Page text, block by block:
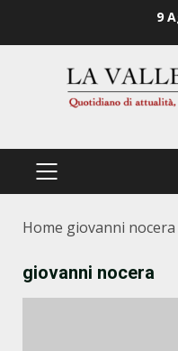
9
PRIMÄRES
Home giovanni nocera
giovanni nocera